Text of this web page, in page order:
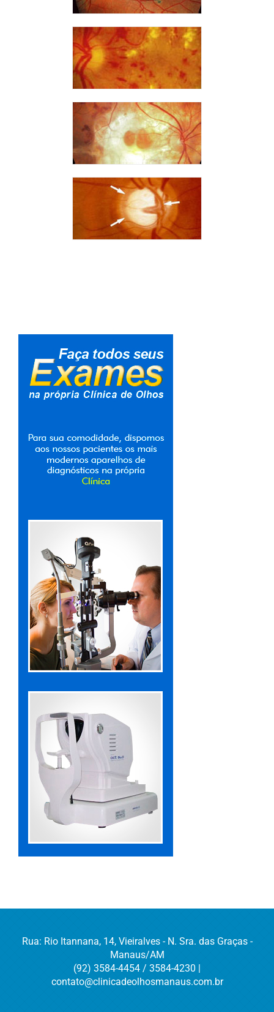
Rua: Rio Itannana, 14, Vieiralves - N. Sra. das Graças -
Manaus/AM
(92) 3584-4454 / 3584-4230 |
contato@clinicadeolhosmanaus.com.br